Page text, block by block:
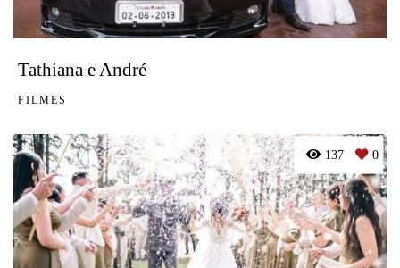
Tathiana e André
FILMES
137 0